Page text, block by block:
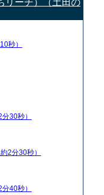
秒）
分30秒）
約2分30秒）
分40秒）